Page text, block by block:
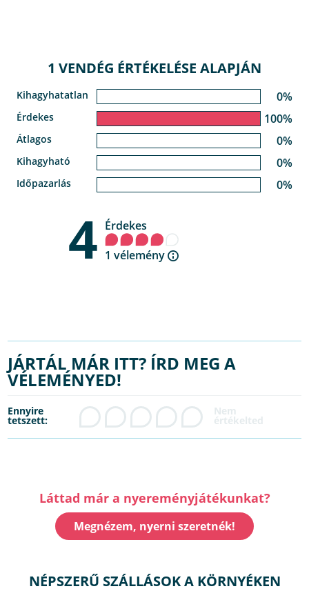
1 VENDÉG ÉRTÉKELÉSE ALAPJÁN
Kihagyhatatlan 0%
Érdekes 100%
Átlagos 0%
Kihagyható 0%
Időpazarlás 0%
4 Érdekes
1 vélemény
JÁRTÁL MÁR ITT? ÍRD MEG A
VÉLEMÉNYED!
Ennyire
tetszett:
Láttad már a nyereményjátékunkat?
Megnézem, nyerni szeretnék!
NÉPSZERŰ SZÁLLÁSOK A KÖRNYÉKEN